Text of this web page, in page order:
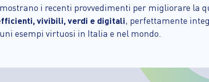
i recenti provvedimenti per migliorare la
vivibili, verdi e digitali, perfettamente
esempi virtuosi in Italia e nel mondo.